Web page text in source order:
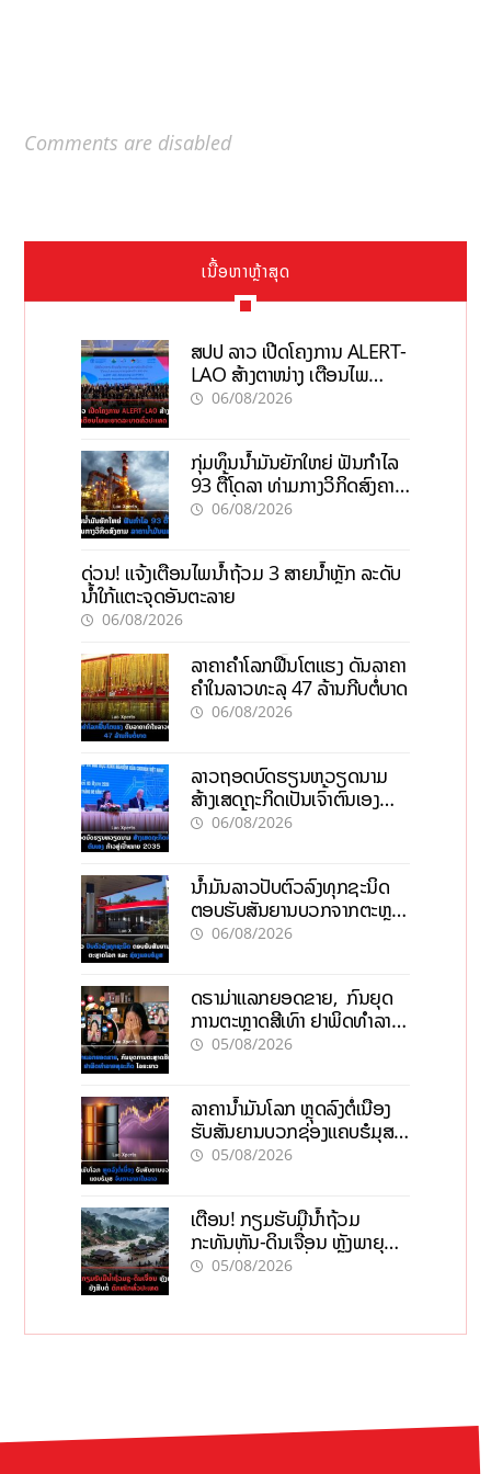
Comments are disabled
ເນື້ອຫາຫຼ້າສຸດ
ສປປ ລາວ ເປີດໂຄງການ ALERT-
LAO ສ້າງຕາໜ່າງ ເຕືອນໄພ
ພະຍາດລະບາດທົ່ວປະເທດ
06/08/2026
ກຸ່ມທຶນນ້ຳມັນຍັກໃຫຍ່ ຟັນກຳໄລ
93 ຕື້ໂດລາ ທ່າມກາງວິກິດສົງຄາມ
ລາຄານໍ້າມັນແພງ
06/08/2026
ດ່ວນ! ແຈ້ງເຕືອນໄພນໍ້າຖ້ວມ 3 ສາຍນໍ້າຫຼັກ ລະດັບ
ນໍ້າໃກ້ແຕະຈຸດອັນຕະລາຍ
06/08/2026
ລາຄາຄຳໂລກຟື້ນໂຕແຮງ ດັນລາຄາ
ຄຳໃນລາວທະລຸ 47 ລ້ານກີບຕໍ່ບາດ
06/08/2026
ລາວຖອດບົດຮຽນຫວຽດນາມ
ສ້າງເສດຖະກິດເປັນເຈົ້າຕົນເອງ
ກ້າວສູ່ເປົ້າໝາຍ 2035
06/08/2026
ນໍ້າມັນລາວປັບຕົວລົງທຸກຊະນິດ
ຕອບຮັບສັນຍານບວກຈາກຕະຫຼາດ
ໂລກ ແລະ ຊ່ອງແຄບຮໍມູສ
06/08/2026
ດຣາມ່າແລກຍອດຂາຍ, ກົນຍຸດ
ການຕະຫຼາດສີເທົາ ຢາພິດທຳລາຍ
ທຸລະກິດ ໄລຍະຍາວ
05/08/2026
ລາຄານ້ຳມັນໂລກ ຫຼຸດລົງຕໍ່ເນື່ອງ
ຮັບສັນຍານບວກຊ່ອງແຄບຮໍມຸສ
ຈັບຕາລາຄາໃນລາວ
05/08/2026
ເຕືອນ! ກຽມຮັບມືນໍ້າຖ້ວມ
ກະທັນຫັນ-ດິນເຈື່ອນ ຫຼັງພາຍຸຝົນ
ຍັງສືບຕໍ່ຕົກໜັກທົ່ວປະເທດ
05/08/2026